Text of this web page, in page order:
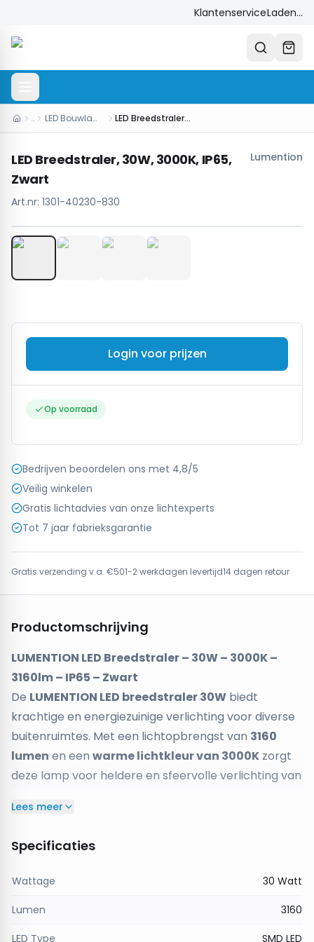
KlantenserviceLaden...
… LED Bouwlampen LED Breedstraler, 30W, 3000K, IP65, Zwart
LED Breedstraler, 30W, 3000K, IP65,
Zwart
Lumention
Art.nr: 1301-40230-830
Login voor prijzen
Op voorraad
Bedrijven beoordelen ons met 4,8/5
Veilig winkelen
Gratis lichtadvies van onze lichtexperts
Tot 7 jaar fabrieksgarantie
Gratis verzending v.a. €501-2 werkdagen levertijd14 dagen retour
Productomschrijving
LUMENTION LED Breedstraler – 30W – 3000K –
3160lm – IP65 – Zwart
De LUMENTION LED breedstraler 30W biedt
krachtige en energiezuinige verlichting voor diverse
buitenruimtes. Met een lichtopbrengst van 3160
lumen en een warme lichtkleur van 3000K zorgt
deze lamp voor heldere en sfeervolle verlichting van
Dankzij de
constructie enIP65-beschermingsgraad
ervoor dat de breedstraler bestand is tegen regen,
geschikt is voor langdurig buitengebruik.
De lamp werkt op
en is
Lees meer
Specificaties
Wattage 30 Watt
Lumen 3160
LED Type SMD LED